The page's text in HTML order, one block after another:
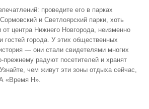
проведите его в парках
и Светлоярский парки, хоть
центра Нижнего Новгорода, неизменно
гостей города. У этих общественных
— они стали свидетелями многих
радуют посетителей и хранят
чем живут эти зоны отдыха сейчас,
«Время Н».